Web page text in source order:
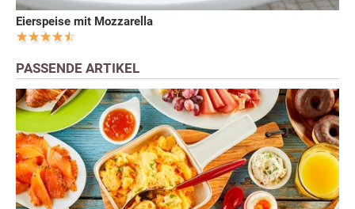
Eierspeise mit Mozzarella
PASSENDE ARTIKEL